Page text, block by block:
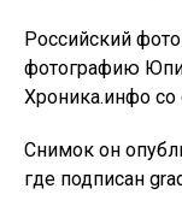
Российский
фотографию
Хроника.инфо
Снимок он
где подписан